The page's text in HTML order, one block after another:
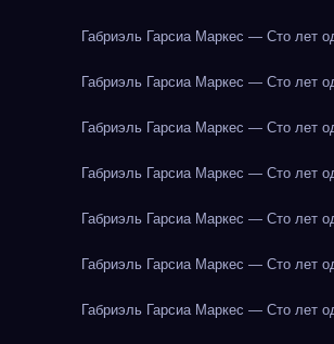
Габриэль Гарсиа Маркес — Сто лет
Габриэль Гарсиа Маркес — Сто лет
Габриэль Гарсиа Маркес — Сто лет
Габриэль Гарсиа Маркес — Сто лет
Габриэль Гарсиа Маркес — Сто лет
Габриэль Гарсиа Маркес — Сто лет
Габриэль Гарсиа Маркес — Сто лет